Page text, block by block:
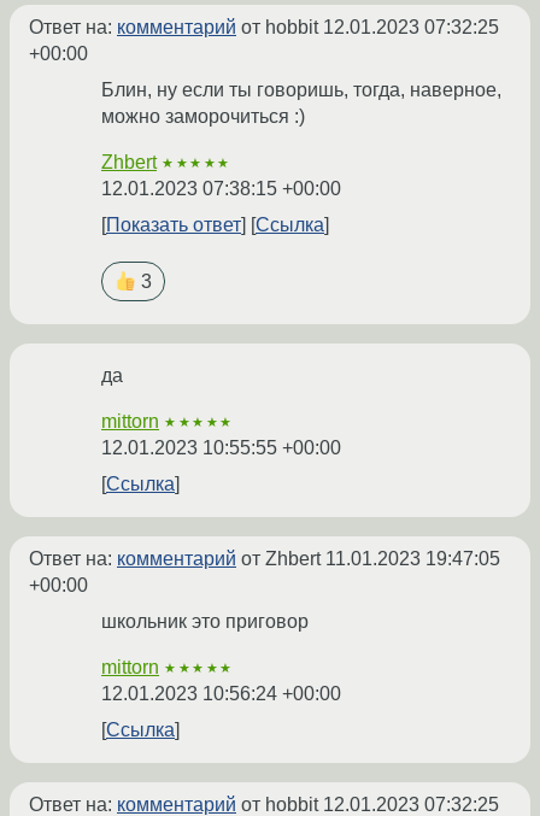
Ответ на: комментарий от hobbit 12.01.2023 07:32:25
+00:00
Блин, ну если ты говоришь, тогда, наверное,
можно заморочиться :)
Zhbert ★★★★★
12.01.2023 07:38:15 +00:00
Показать ответ
Ссылка
3
да
mittorn ★★★★★
12.01.2023 10:55:55 +00:00
Ссылка
Ответ на: комментарий от Zhbert 11.01.2023 19:47:05
+00:00
школьник это приговор
mittorn ★★★★★
12.01.2023 10:56:24 +00:00
Ссылка
Ответ на: комментарий от hobbit 12.01.2023 07:32:25